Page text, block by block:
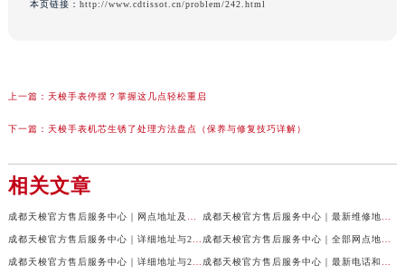
本页链接： http://www.cdtissot.cn/problem/242.html
上一篇： 天梭手表停摆？掌握这几点轻松重启
下一篇： 天梭手表机芯生锈了处理方法盘点（保养与修复技巧详解）
相关文章